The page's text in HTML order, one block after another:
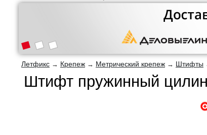
Летфикс → Крепеж → Метрический крепеж → Штифты
Штифт пружинный